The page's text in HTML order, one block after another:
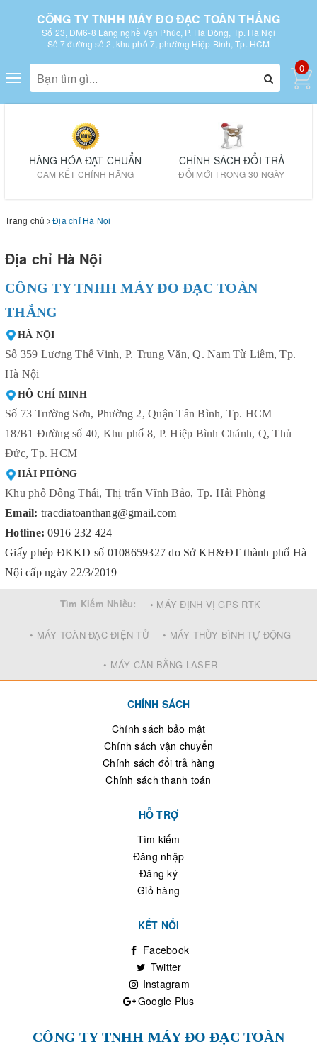
CÔNG TY TNHH MÁY ĐO ĐẠC TOÀN THẮNG
Số 23, DM6-8 Làng nghề Vạn Phúc, P. Hà Đông, Tp. Hà Nội
Số 7 đường số 2, khu phố 7, phường Hiệp Bình, Tp. HCM
Toggle
navigation
0
HÀNG HÓA ĐẠT CHUẨN
CAM KẾT CHÍNH HÃNG
CHÍNH SÁCH ĐỔI TRẢ
ĐỔI MỚI TRONG 30 NGÀY
Trang chủ Địa chỉ Hà Nội
Địa chỉ Hà Nội
CÔNG TY TNHH MÁY ĐO ĐẠC TOÀN
THẮNG
HÀ NỘI
Số 359 Lương Thế Vinh, P. Trung Văn, Q. Nam Từ Liêm, Tp.
Hà Nội
HỒ CHÍ MINH
Số 73 Trường Sơn, Phường 2, Quận Tân Bình, Tp. HCM
18/B1 Đường số 40, Khu phố 8, P. Hiệp Bình Chánh, Q, Thủ
Đức, Tp. HCM
HẢI PHÒNG
Khu phố Đông Thái, Thị trấn Vĩnh Bảo, Tp. Hải Phòng
Email: tracdiatoanthang@gmail.com
Hotline: 0916 232 424
Giấy phép ĐKKD số 0108659327 do Sở KH&ĐT thành phố Hà
Nội cấp ngày 22/3/2019
Tìm Kiếm Nhiều: • MÁY ĐỊNH VỊ GPS RTK
• MÁY TOÀN ĐẠC ĐIỆN TỬ • MÁY THỦY BÌNH TỰ ĐỘNG
• MÁY CÂN BẰNG LASER
CHÍNH SÁCH
Chính sách bảo mật
Chính sách vận chuyển
Chính sách đổi trả hàng
Chính sách thanh toán
HỖ TRỢ
Tìm kiếm
Đăng nhập
Đăng ký
Giỏ hàng
KẾT NỐI
Facebook
Twitter
Instagram
Google Plus
CÔNG TY TNHH MÁY ĐO ĐẠC TOÀN